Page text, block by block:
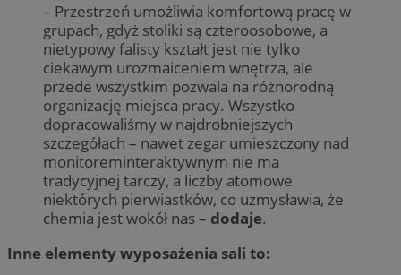
– Przestrzeń umożliwia komfortową pracę w
grupach, gdyż stoliki są czteroosobowe, a
nietypowy falisty kształt jest nie tylko
ciekawym urozmaiceniem wnętrza, ale
przede wszystkim pozwala na różnorodną
organizację miejsca pracy. Wszystko
dopracowaliśmy w najdrobniejszych
szczegółach – nawet zegar umieszczony nad
monitoreminteraktywnym nie ma
tradycyjnej tarczy, a liczby atomowe
niektórych pierwiastków, co uzmysławia, że
chemia jest wokół nas – dodaje.
Inne elementy wyposażenia sali to: